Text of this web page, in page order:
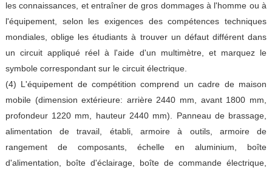
les connaissances, et entraîner de gros dommages à l'homme ou à
l'équipement, selon les exigences des compétences techniques
mondiales, oblige les étudiants à trouver un défaut différent dans
un circuit appliqué réel à l'aide d'un multimètre, et marquez le
symbole correspondant sur le circuit électrique.
(4) L'équipement de compétition comprend un cadre de maison
mobile (dimension extérieure: arrière 2440 mm, avant 1800 mm,
profondeur 1220 mm, hauteur 2440 mm). Panneau de brassage,
alimentation de travail, établi, armoire à outils, armoire de
rangement de composants, échelle en aluminium, boîte
d'alimentation, boîte d'éclairage, boîte de commande électrique,